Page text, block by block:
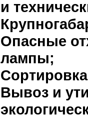
и
Опасные
лампы;
Вывоз и